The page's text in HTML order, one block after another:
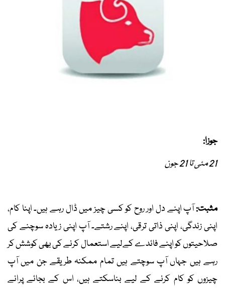
جوزا:
21 مئی تا 21 جون
مثبت:آپ اپنے دل اور روح کو کسی چیز میں ڈال رہے ہیں۔ اپنا کام،
اپنی زندگی، اپنی ذاتی ترقی، اپنے رشتے۔ آپ اپنی زیادہ سوچنے کی
صلاحیتوں کو اپنے فائدے کےلیے استعمال کرنے کی بھی کوشش کر
رہے ہیں جہاں آپ سوچتے ہیں تمام ممکنہ طریقے جن میں آپ
چیزوں کو کام کرنے کے لیے بناسکتے ہیں، اس کے بجائے پرانے